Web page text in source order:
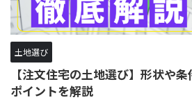
土地選び
【注文住宅の土地選び】形状や
ポイントを解説